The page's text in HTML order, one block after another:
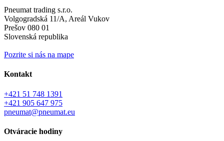
Pneumat trading s.r.o.
Volgogradská 11/A, Areál Vukov
Prešov 080 01
Slovenská republika
Pozrite si nás na mape
Kontakt
+421 51 748 1391
+421 905 647 975
pneumat@pneumat.eu
Otváracie hodiny